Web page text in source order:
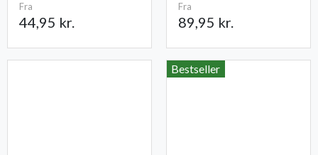
Fra
44,95 kr.
Fra
89,95 kr.
Bestseller